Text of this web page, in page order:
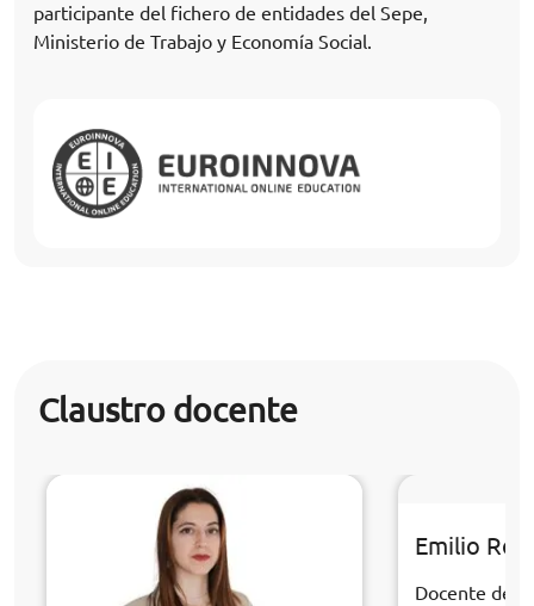
participante del fichero de entidades del Sepe,
Ministerio de Trabajo y Economía Social.
Claustro docente
Emilio
Docente de